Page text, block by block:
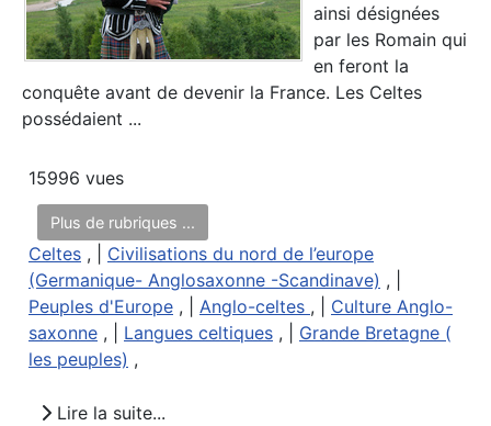
ainsi désignées
par les Romain qui
en feront la
conquête avant de devenir la France. Les Celtes
possédaient ...
15996 vues
Plus de rubriques ...
Celtes , | Civilisations du nord de l’europe
(Germanique- Anglosaxonne -Scandinave) , |
Peuples d'Europe , | Anglo-celtes , | Culture Anglo-
saxonne , | Langues celtiques , | Grande Bretagne (
les peuples) ,
Lire la suite...